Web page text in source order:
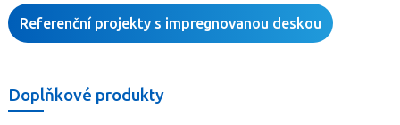
Referenční projekty s impregnovanou deskou
Doplňkové produkty